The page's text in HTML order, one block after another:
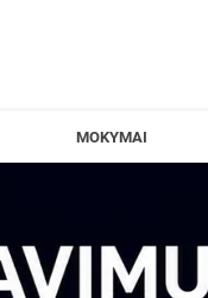
MOKYMAI